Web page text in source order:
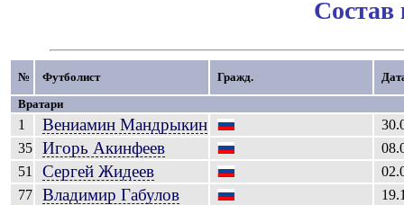
№ Футболист Гражд.
Вратари
1 Вениамин Мандрыкин
35
Игорь Акинфеев
51
Сергей Жидеев
77
Владимир Габулов